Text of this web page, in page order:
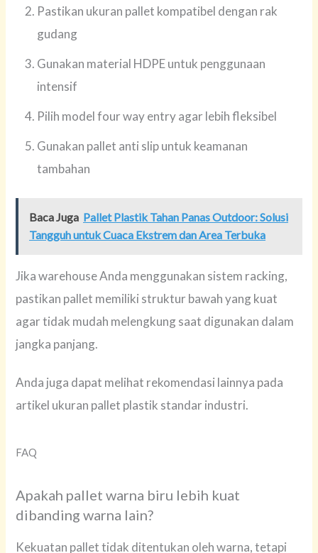
Pastikan ukuran pallet kompatibel dengan rak
gudang
Gunakan material HDPE untuk penggunaan
intensif
Pilih model four way entry agar lebih fleksibel
Gunakan pallet anti slip untuk keamanan
tambahan
Baca Juga Pallet Plastik Tahan Panas Outdoor: Solusi
Tangguh untuk Cuaca Ekstrem dan Area Terbuka
Jika warehouse Anda menggunakan sistem racking,
pastikan pallet memiliki struktur bawah yang kuat
agar tidak mudah melengkung saat digunakan dalam
jangka panjang.
Anda juga dapat melihat rekomendasi lainnya pada
artikel ukuran pallet plastik standar industri.
FAQ
Apakah pallet warna biru lebih kuat
dibanding warna lain?
Kekuatan pallet tidak ditentukan oleh warna, tetapi